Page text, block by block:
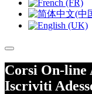
Corsi On-line
Iscriviti